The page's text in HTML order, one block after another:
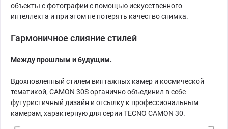
объекты с фотографии с помощью искусственного
интеллекта и при этом не потерять качество снимка.
Гармоничное слияние стилей
Между прошлым и будущим.
Вдохновленный стилем винтажных камер и космической
тематикой, CAMON 30S органично объединил в себе
футуристичный дизайн и отсылку к профессиональным
камерам, характерную для серии TECNO CAMON 30.